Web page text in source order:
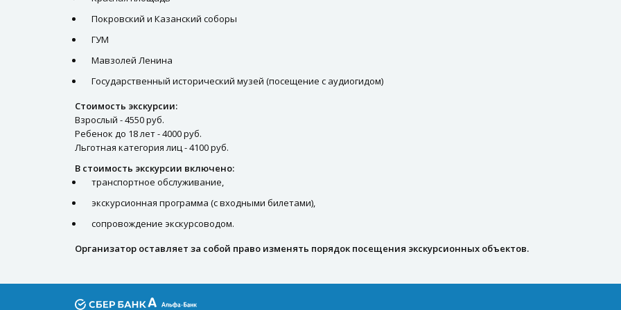
Покровский и Казанский соборы
ГУМ
Мавзолей Ленина
Государственный исторический музей (посещение с аудиогидом)
Стоимость экскурсии:
Взрослый - 4550 руб.
Ребенок до 18 лет - 4000 руб.
Льготная категория лиц - 4100 руб.
В стоимость экскурсии включено:
транспортное обслуживание,
экскурсионная программа (с входными билетами),
сопровождение экскурсоводом.
Организатор оставляет за собой право изменять порядок посещения экскурсионных объектов.